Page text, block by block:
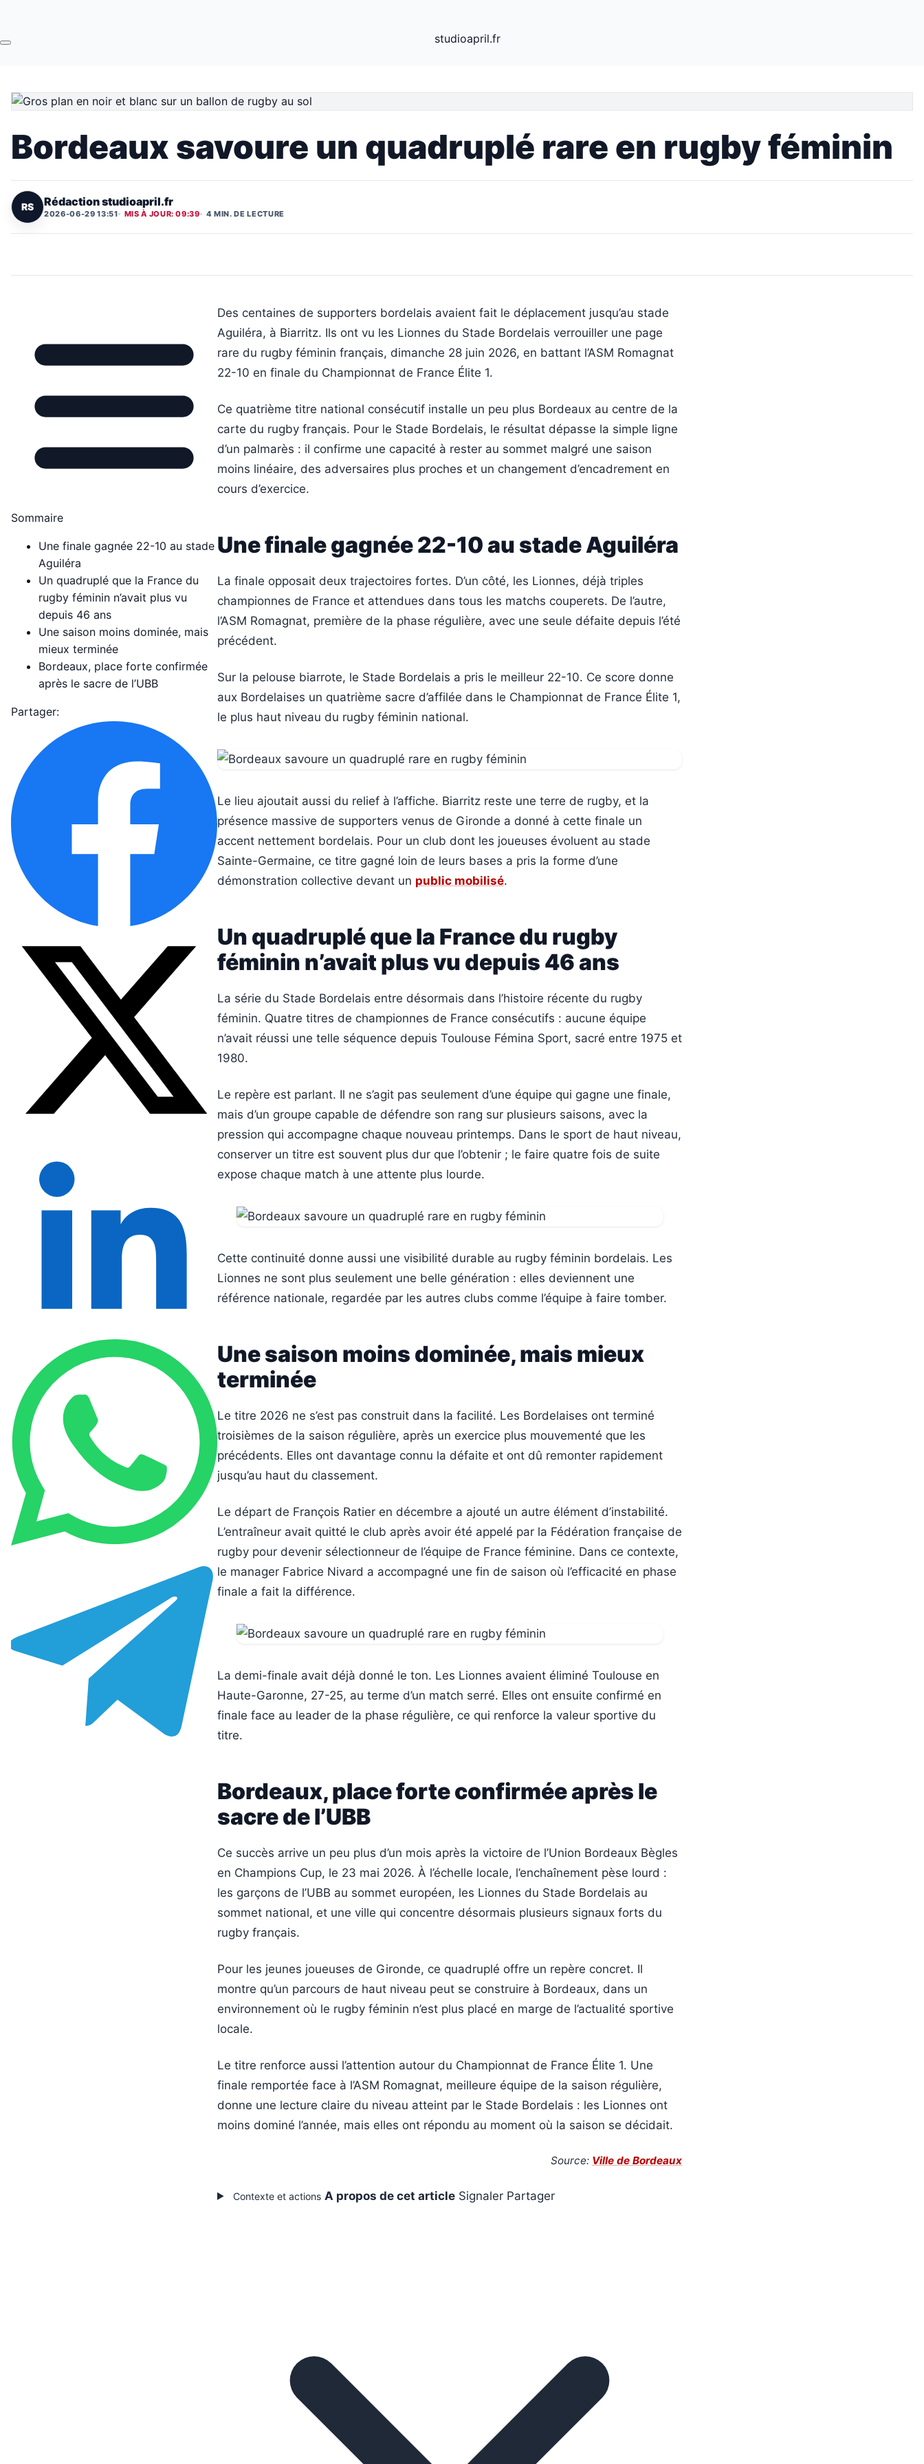
studioapril.fr
Bordeaux savoure un quadruplé rare en rugby féminin
RS Rédaction studioapril.fr
2026-06-29 13:51 MIS À JOUR: 09:39 4 MIN. DE LECTURE
Sommaire
Une finale gagnée 22-10 au stade
Aguiléra
Un quadruplé que la France du
rugby féminin n’avait plus vu
depuis 46 ans
Une saison moins dominée, mais
mieux terminée
Bordeaux, place forte confirmée
après le sacre de l’UBB
Partager:
Des centaines de supporters bordelais avaient fait le déplacement jusqu’au stade
Aguiléra, à Biarritz. Ils ont vu les Lionnes du Stade Bordelais verrouiller une page
rare du rugby féminin français, dimanche 28 juin 2026, en battant l’ASM Romagnat
22-10 en finale du Championnat de France Élite 1.
Ce quatrième titre national consécutif installe un peu plus Bordeaux au centre de la
carte du rugby français. Pour le Stade Bordelais, le résultat dépasse la simple ligne
d’un palmarès : il confirme une capacité à rester au sommet malgré une saison
moins linéaire, des adversaires plus proches et un changement d’encadrement en
cours d’exercice.
Une finale gagnée 22-10 au stade Aguiléra
La finale opposait deux trajectoires fortes. D’un côté, les Lionnes, déjà triples
championnes de France et attendues dans tous les matchs couperets. De l’autre,
l’ASM Romagnat, première de la phase régulière, avec une seule défaite depuis l’été
précédent.
Sur la pelouse biarrote, le Stade Bordelais a pris le meilleur 22-10. Ce score donne
aux Bordelaises un quatrième sacre d’affilée dans le Championnat de France Élite 1,
le plus haut niveau du rugby féminin national.
Le lieu ajoutait aussi du relief à l’affiche. Biarritz reste une terre de rugby, et la
présence massive de supporters venus de Gironde a donné à cette finale un
accent nettement bordelais. Pour un club dont les joueuses évoluent au stade
Sainte-Germaine, ce titre gagné loin de leurs bases a pris la forme d’une
démonstration collective devant un public mobilisé.
Un quadruplé que la France du rugby
féminin n’avait plus vu depuis 46 ans
La série du Stade Bordelais entre désormais dans l’histoire récente du rugby
féminin. Quatre titres de championnes de France consécutifs : aucune équipe
n’avait réussi une telle séquence depuis Toulouse Fémina Sport, sacré entre 1975 et
1980.
Le repère est parlant. Il ne s’agit pas seulement d’une équipe qui gagne une finale,
mais d’un groupe capable de défendre son rang sur plusieurs saisons, avec la
pression qui accompagne chaque nouveau printemps. Dans le sport de haut niveau,
conserver un titre est souvent plus dur que l’obtenir ; le faire quatre fois de suite
expose chaque match à une attente plus lourde.
Cette continuité donne aussi une visibilité durable au rugby féminin bordelais. Les
Lionnes ne sont plus seulement une belle génération : elles deviennent une
référence nationale, regardée par les autres clubs comme l’équipe à faire tomber.
Une saison moins dominée, mais mieux
terminée
Le titre 2026 ne s’est pas construit dans la facilité. Les Bordelaises ont terminé
troisièmes de la saison régulière, après un exercice plus mouvementé que les
précédents. Elles ont davantage connu la défaite et ont dû remonter rapidement
jusqu’au haut du classement.
Le départ de François Ratier en décembre a ajouté un autre élément d’instabilité.
L’entraîneur avait quitté le club après avoir été appelé par la Fédération française de
rugby pour devenir sélectionneur de l’équipe de France féminine. Dans ce contexte,
le manager Fabrice Nivard a accompagné une fin de saison où l’efficacité en phase
finale a fait la différence.
La demi-finale avait déjà donné le ton. Les Lionnes avaient éliminé Toulouse en
Haute-Garonne, 27-25, au terme d’un match serré. Elles ont ensuite confirmé en
finale face au leader de la phase régulière, ce qui renforce la valeur sportive du
titre.
Bordeaux, place forte confirmée après le
sacre de l’UBB
Ce succès arrive un peu plus d’un mois après la victoire de l’Union Bordeaux Bègles
en Champions Cup, le 23 mai 2026. À l’échelle locale, l’enchaînement pèse lourd :
les garçons de l’UBB au sommet européen, les Lionnes du Stade Bordelais au
sommet national, et une ville qui concentre désormais plusieurs signaux forts du
rugby français.
Pour les jeunes joueuses de Gironde, ce quadruplé offre un repère concret. Il
montre qu’un parcours de haut niveau peut se construire à Bordeaux, dans un
environnement où le rugby féminin n’est plus placé en marge de l’actualité sportive
locale.
Le titre renforce aussi l’attention autour du Championnat de France Élite 1. Une
finale remportée face à l’ASM Romagnat, meilleure équipe de la saison régulière,
donne une lecture claire du niveau atteint par le Stade Bordelais : les Lionnes ont
moins dominé l’année, mais elles ont répondu au moment où la saison se décidait.
Source: Ville de Bordeaux
Contexte et actions A propos de cet article Signaler Partager